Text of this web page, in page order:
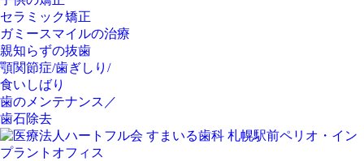
セラミック矯正
ガミースマイルの治療
親知らずの抜歯
顎関節症/歯ぎしり/
食いしばり
歯のメンテナンス／
歯石除去